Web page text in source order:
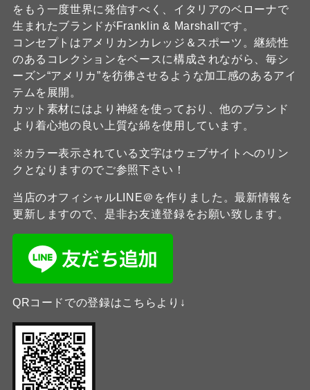
をもう一度世界に発信すべく、イタリアのベローナで
生まれたブランドがFranklin & Marshallです。
コンセプトはアメリカンカレッジ＆スポーツ。継続性
のあるコレクションをベースに構成されながら、毎シ
ーズン“アメリカ”を彷彿させるような加工感のあるアイ
テムを展開。
カット素材にはより神経を使っており、他のブランド
より着心地の良い上質な綿を使用しています。
※カラー表示されている文字はウェブサイトへのリン
クとなりますのでご参照下さい！
当店のオフィシャルLINE＠を作りました。最新情報を
更新しますので、是非お友達登録をお願い致します。
QRコードでの登録はこちらより↓